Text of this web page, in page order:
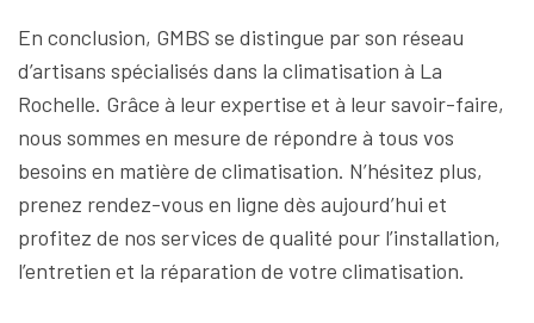
En conclusion, GMBS se distingue par son réseau
d’artisans spécialisés dans la climatisation à La
Rochelle. Grâce à leur expertise et à leur savoir-faire,
nous sommes en mesure de répondre à tous vos
besoins en matière de climatisation. N’hésitez plus,
prenez rendez-vous en ligne dès aujourd’hui et
profitez de nos services de qualité pour l’installation,
l’entretien et la réparation de votre climatisation.